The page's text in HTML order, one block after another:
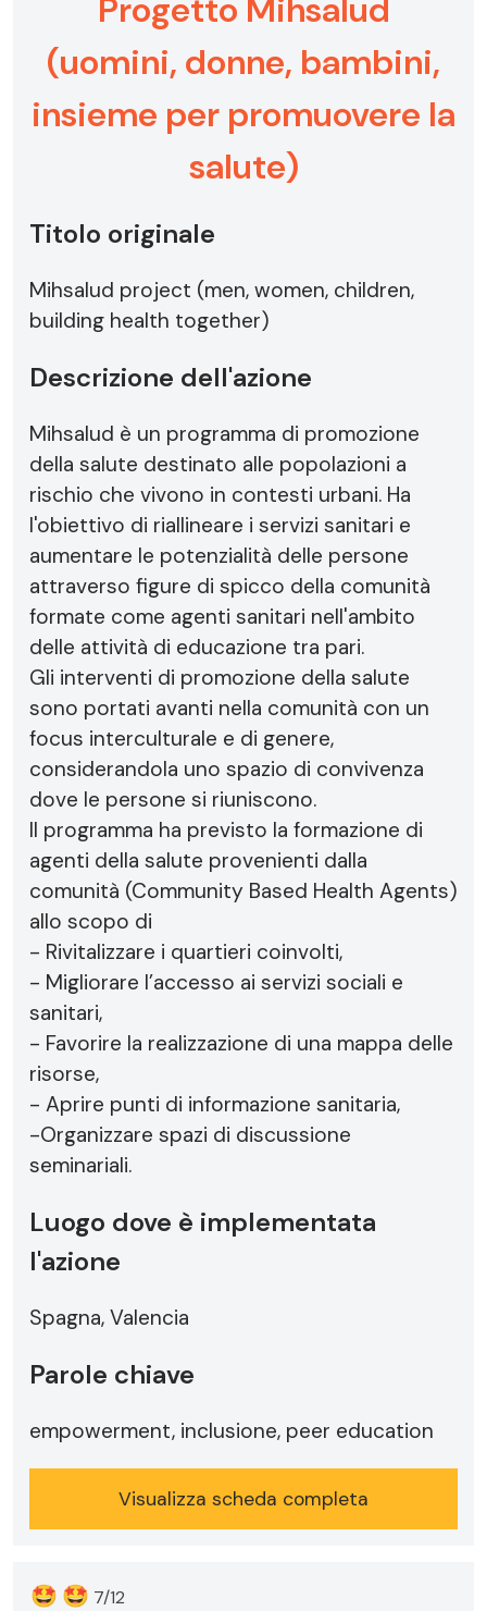
Progetto Mihsalud
(uomini, donne, bambini,
insieme per promuovere la
salute)
Titolo originale
Mihsalud project (men, women, children,
building health together)
Descrizione dell'azione
Mihsalud è un programma di promozione
della salute destinato alle popolazioni a
rischio che vivono in contesti urbani. Ha
l'obiettivo di riallineare i servizi sanitari e
aumentare le potenzialità delle persone
attraverso figure di spicco della comunità
formate come agenti sanitari nell'ambito
delle attività di educazione tra pari.
Gli interventi di promozione della salute
sono portati avanti nella comunità con un
focus interculturale e di genere,
considerandola uno spazio di convivenza
dove le persone si riuniscono.
Il programma ha previsto la formazione di
agenti della salute provenienti dalla
comunità (Community Based Health Agents)
allo scopo di
- Rivitalizzare i quartieri coinvolti,
- Migliorare l’accesso ai servizi sociali e
sanitari,
- Favorire la realizzazione di una mappa delle
risorse,
- Aprire punti di informazione sanitaria,
-Organizzare spazi di discussione
seminariali.
Luogo dove è implementata
l'azione
Spagna, Valencia
Parole chiave
empowerment, inclusione, peer education
Visualizza scheda completa
🤩 🤩 7/12